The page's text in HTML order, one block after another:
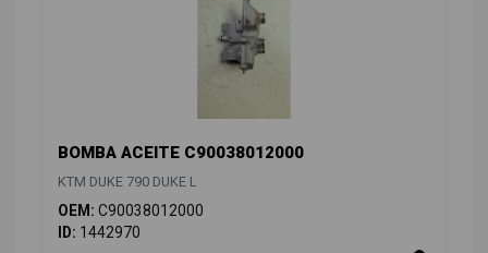
BOMBA ACEITE C90038012000
KTM DUKE 790 DUKE L
OEM: C90038012000
ID: 1442970